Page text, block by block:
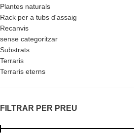
Plantes naturals
Rack per a tubs d'assaig
Recanvis
sense categoritzar
Substrats
Terraris
Terraris eterns
FILTRAR PER PREU